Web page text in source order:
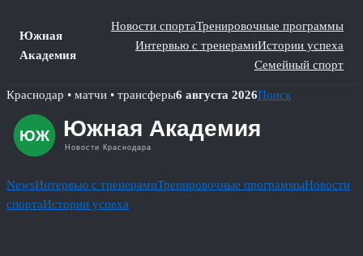
Южная
Академия
Новости спортаТренировочные программы
Интервью с тренерамиИстории успеха
Семейный спорт
Skip
content
Краснодар • матчи • трансферы6 августа 2026Поиск
NewsИнтервью с тренерамиТренировочные программыНовости
спортаИстории успеха